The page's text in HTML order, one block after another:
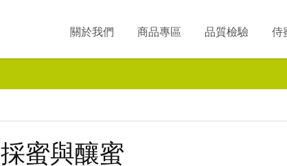
關於我們 商品專區 品質檢驗 侍
採蜜與釀蜜